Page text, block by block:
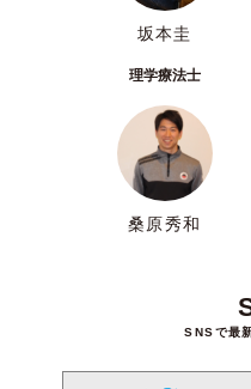
坂本圭
理学療法士
桑原秀和
SNSで最